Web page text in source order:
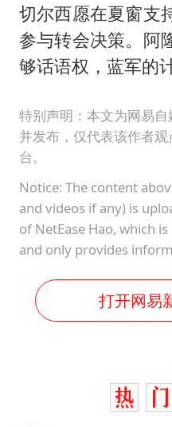
切尔西愿在夏窗支
参与转会决策。阿
够话语权，蓝军的
特别声明：本文为网易自
并发布，仅代表该作者
台。
Notice: The content
and videos if any) is
of NetEase Hao, which
and only provides
打开网易